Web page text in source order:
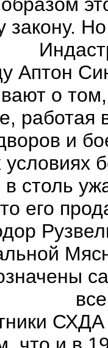
о
работая
и
столь
его
СХДА